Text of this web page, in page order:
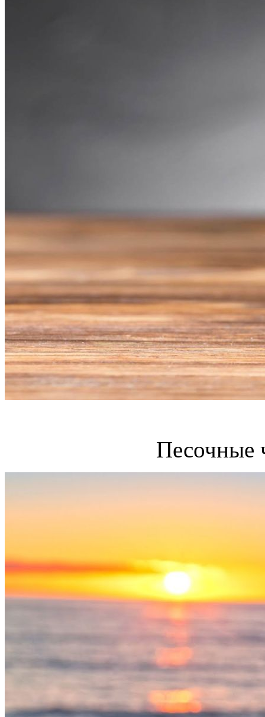
Песочные